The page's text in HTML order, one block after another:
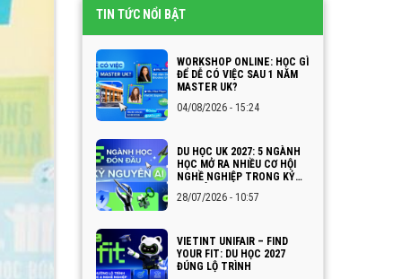
TIN TỨC NỔI BẬT
WORKSHOP ONLINE: HỌC GÌ
ĐỂ DỄ CÓ VIỆC SAU 1 NĂM
MASTER UK?
04/08/2026 - 15:24
DU HỌC UK 2027: 5 NGÀNH
HỌC MỞ RA NHIỀU CƠ HỘI
NGHỀ NGHIỆP TRONG KỶ
28/07/2026 - 10:57
VIETINT UNIFAIR – FIND
YOUR FIT: DU HỌC 2027
ĐÚNG LỘ TRÌNH